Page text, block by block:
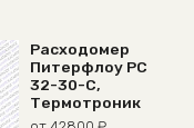
Расходомер
Питерфлоу РС
32-30-С,
Термотроник